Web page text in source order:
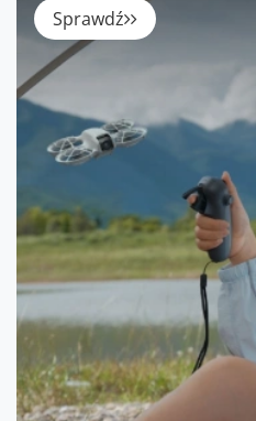
Sprawdź